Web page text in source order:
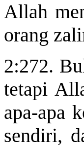
Allah
orang
2:272.
tetapi
apa-apa
sendiri,